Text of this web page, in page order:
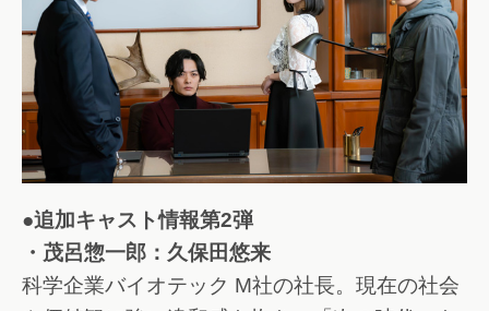
●追加キャスト情報第2弾
・茂呂惣一郎：久保田悠来
科学企業バイオテック M社の社長。現在の社会